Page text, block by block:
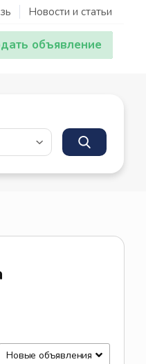
Новости и статьи
объявление
Новые объявления